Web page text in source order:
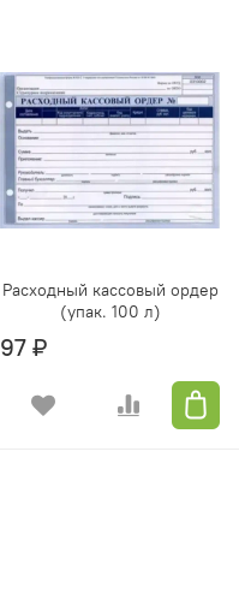
Расходный кассовый ордер
(упак. 100 л)
97 ₽